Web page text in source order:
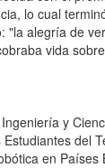
lo cual
"la alegría de
vida
y
del
en